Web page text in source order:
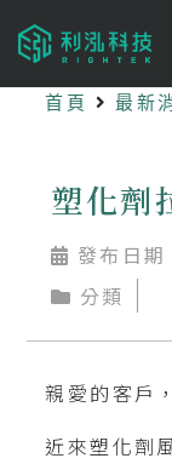
首頁 最新
塑化劑
發布日期
分類
親愛的客戶，
近來塑化劑